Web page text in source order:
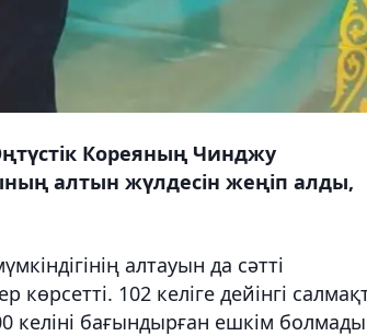
Кореяның Чинджу
алтын жүлдесін жеңіп алды,
алтауын да сәтті
102 келіге дейінгі
келіні бағындырған ешкім